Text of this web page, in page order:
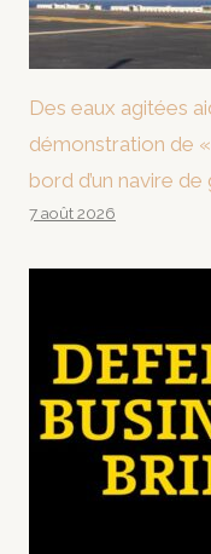
Des eaux agitées
démonstration de
bord d’un navire de
7 août 2026